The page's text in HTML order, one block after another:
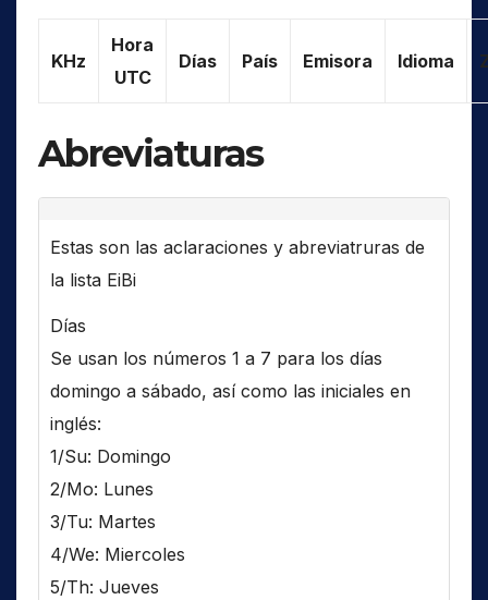
KHz
Hora
UTC
Días País Emisora Idioma
Abreviaturas
Estas son las aclaraciones y abreviatruras de
la lista EiBi
Días
Se usan los números 1 a 7 para los días
domingo a sábado, así como las iniciales en
inglés:
1/Su: Domingo
2/Mo: Lunes
3/Tu: Martes
4/We: Miercoles
5/Th: Jueves